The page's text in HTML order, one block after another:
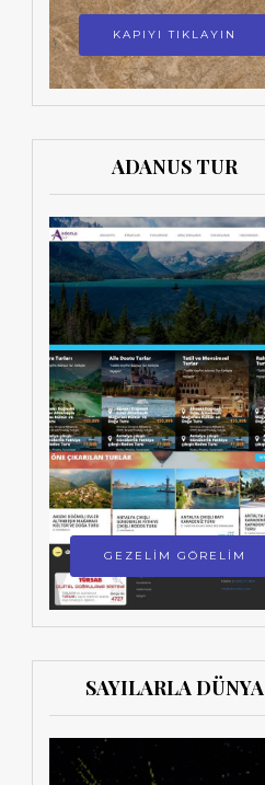
KAPIYI TIKLAYIN
ADANUS TUR
GEZELİM GÖRELİM
SAYILARLA DÜNYA